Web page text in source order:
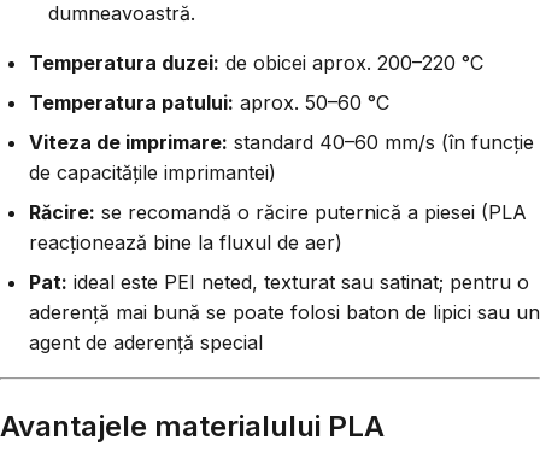
dumneavoastră.
Temperatura duzei: de obicei aprox. 200–220 °C
Temperatura patului: aprox. 50–60 °C
Viteza de imprimare: standard 40–60 mm/s (în funcție
de capacitățile imprimantei)
Răcire: se recomandă o răcire puternică a piesei (PLA
reacționează bine la fluxul de aer)
Pat: ideal este PEI neted, texturat sau satinat; pentru o
aderență mai bună se poate folosi baton de lipici sau un
agent de aderență special
Avantajele materialului PLA